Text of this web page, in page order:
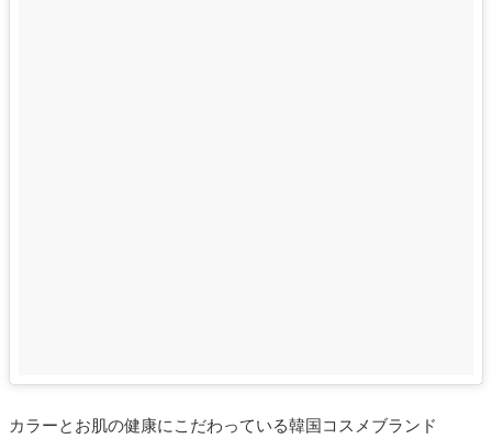
カラーとお肌の健康にこだわっている韓国コスメブランド